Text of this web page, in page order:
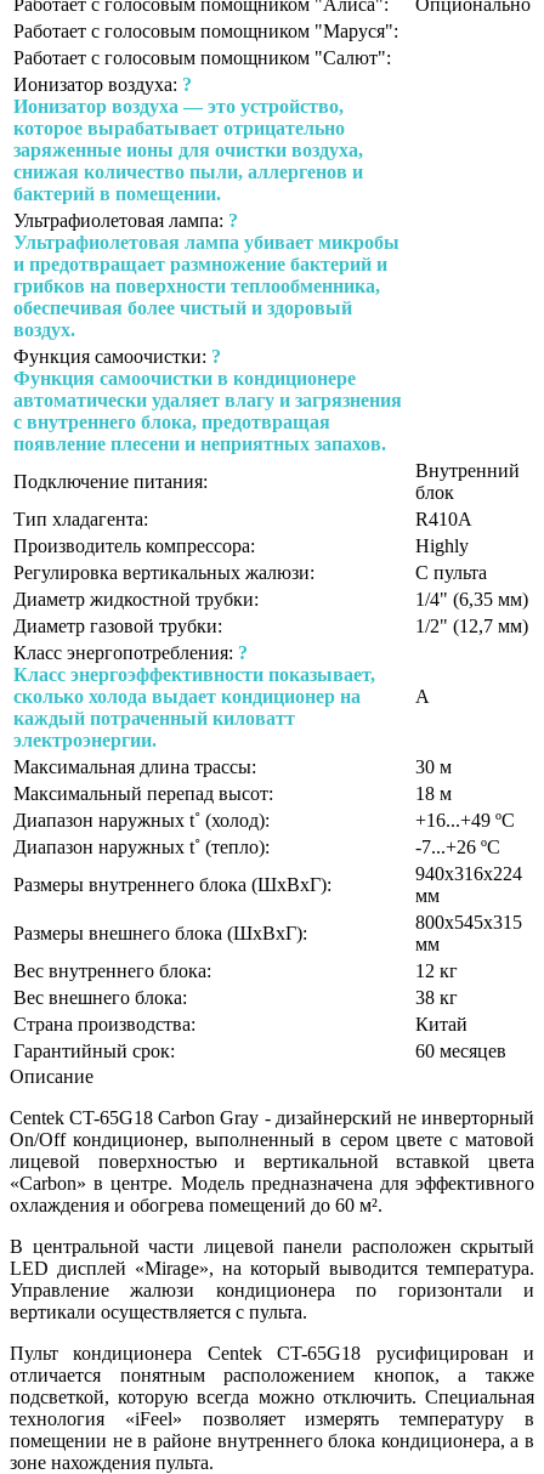
Работает с голосовым помощником "Маруся":
Работает с голосовым помощником "Салют":
Ионизатор воздуха: ?
Ионизатор воздуха — это устройство,
которое вырабатывает отрицательно
заряженные ионы для очистки воздуха,
снижая количество пыли, аллергенов и
бактерий в помещении.
Ультрафиолетовая лампа: ?
Ультрафиолетовая лампа убивает микробы
и предотвращает размножение бактерий и
грибков на поверхности теплообменника,
обеспечивая более чистый и здоровый
воздух.
Функция самоочистки: ?
Функция самоочистки в кондиционере
автоматически удаляет влагу и загрязнения
с внутреннего блока, предотвращая
появление плесени и неприятных запахов.
Подключение питания:
Внутренний
блок
Тип хладагента:
R410A
Производитель компрессора:
Highly
Регулировка вертикальных жалюзи:
С пульта
Диаметр жидкостной трубки:
1/4" (6,35 мм)
Диаметр газовой трубки:
1/2" (12,7 мм)
Класс энергопотребления: ?
Класс энергоэффективности показывает,
сколько холода выдает кондиционер на
каждый потраченный киловатт
электроэнергии.
A
Максимальная длина трассы:
30 м
Максимальный перепад высот:
18 м
Диапазон наружных t˚ (холод):
+16...+49 ºС
Диапазон наружных t˚ (тепло):
-7...+26 ºС
Размеры внутреннего блока (ШхВхГ):
940х316х224
мм
Размеры внешнего блока (ШхВхГ):
800х545х315
мм
Вес внутреннего блока:
12 кг
Вес внешнего блока:
38 кг
Страна производства:
Китай
Гарантийный срок:
60 месяцев
Описание
Centek CT-65G18 Carbon Gray - дизайнерский не инверторный
On/Off кондиционер, выполненный в сером цвете с матовой
лицевой поверхностью и вертикальной вставкой цвета
«Carbon» в центре. Модель предназначена для эффективного
охлаждения и обогрева помещений до 60 м².
В центральной части лицевой панели расположен скрытый
LED дисплей «Mirage», на который выводится температура.
Управление жалюзи кондиционера по горизонтали и
вертикали осуществляется с пульта.
Пульт кондиционера Centek CT-65G18 русифицирован и
отличается понятным расположением кнопок, а также
подсветкой, которую всегда можно отключить. Специальная
технология «iFeel» позволяет измерять температуру в
помещении не в районе внутреннего блока кондиционера, а в
зоне нахождения пульта.